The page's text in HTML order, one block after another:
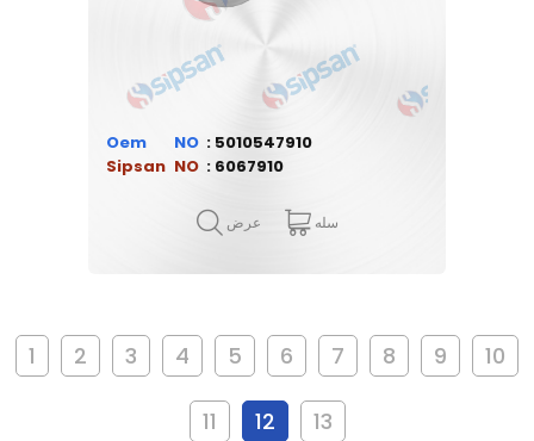
Oem
5010547910
Sipsan
6067910
عرض سله
1 2 3 4 5 6 7 8 9 10
11 12 13